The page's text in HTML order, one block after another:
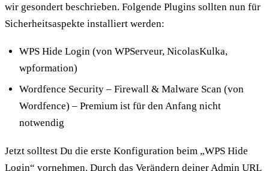
wir gesondert beschrieben. Folgende Plugins sollten nun für
Sicherheitsaspekte installiert werden:
WPS Hide Login (von WPServeur, NicolasKulka,
wpformation)
Wordfence Security – Firewall & Malware Scan (von
Wordfence) – Premium ist für den Anfang nicht
notwendig
Jetzt solltest Du die erste Konfiguration beim „WPS Hide
Login“ vornehmen. Durch das Verändern deiner Admin URL